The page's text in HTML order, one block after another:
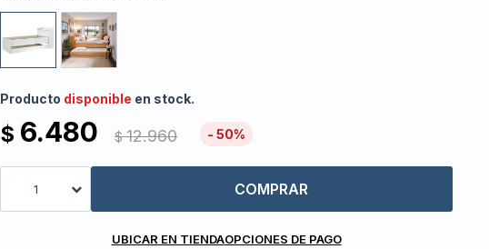
Producto disponible en stock.
$ 6.480 $ 12.960 50
1 COMPRAR
UBICAR EN TIENDAOPCIONES DE PAGO